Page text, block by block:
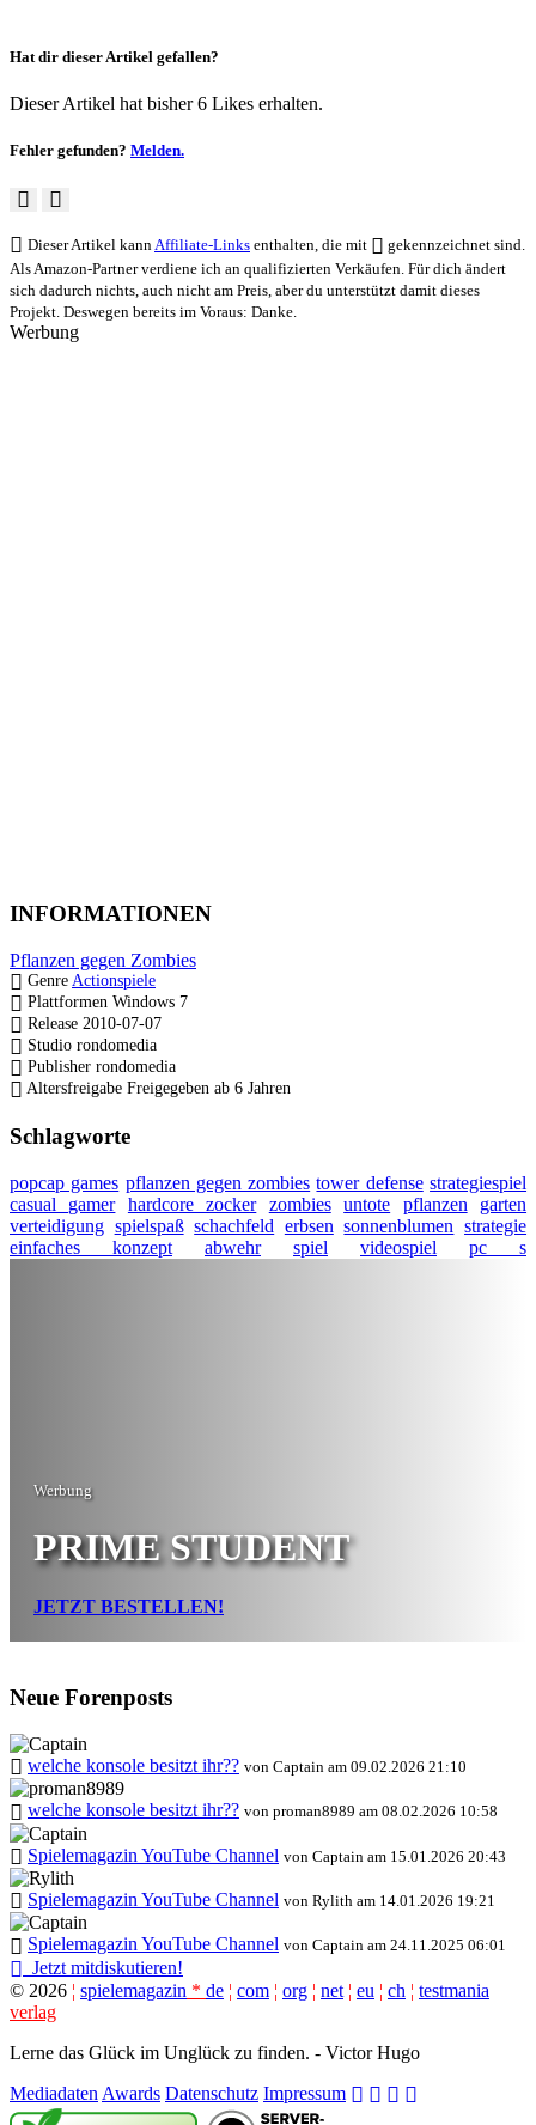
Hat dir dieser Artikel gefallen?
Dieser Artikel hat bisher 6 Likes erhalten.
Fehler gefunden? Melden.
Dieser Artikel kann Affiliate-Links enthalten, die mit
gekennzeichnet sind.
Als Amazon-Partner verdiene ich an qualifizierten Verkäufen. Für dich ändert
sich dadurch nichts, auch nicht am Preis, aber du unterstützt damit dieses
Projekt. Deswegen bereits im Voraus: Danke.
Werbung
INFORMATIONEN
Pflanzen gegen Zombies
Genre Actionspiele
Plattformen Windows 7
Release 2010-07-07
Studio rondomedia
Publisher rondomedia
Altersfreigabe Freigegeben ab 6 Jahren
Schlagworte
popcap games pflanzen gegen zombies tower defense strategiespiel
casual gamer
hardcore zocker zombies untote pflanzen
garten
verteidigung spielspaß schachfeld erbsen sonnenblumen strategie
einfaches konzept
abwehr spiel videospiel pc s
Werbung
PRIME STUDENT
JETZT BESTELLEN!
Neue Forenposts
welche konsole besitzt ihr?? von Captain am 09.02.2026 21:10
welche konsole besitzt ihr?? von proman8989 am 08.02.2026 10:58
Spielemagazin YouTube Channel von Captain am 15.01.2026 20:43
Spielemagazin YouTube Channel von Rylith am 14.01.2026 19:21
Spielemagazin YouTube Channel von Captain am 24.11.2025 06:01
Jetzt mitdiskutieren!
© 2026 ¦ spielemagazin * de ¦ com ¦ org ¦ net ¦ eu ¦ ch ¦ testmania
verlag
Lerne das Glück im Unglück zu finden. - Victor Hugo
Mediadaten Awards Datenschutz Impressum